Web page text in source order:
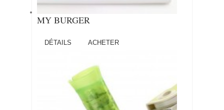
MY BURGER
DÉTAILS ACHETER